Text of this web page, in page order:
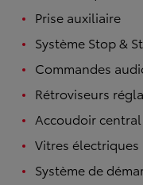
Prise auxiliaire
Système Stop &
Commandes
Rétroviseurs
Accoudoir central
Vitres électriques
Système de